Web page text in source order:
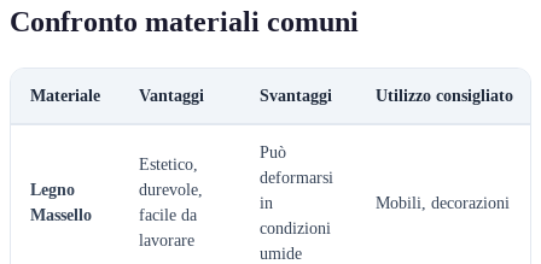
Confronto materiali comuni
Materiale Vantaggi Svantaggi Utilizzo consigliato
Legno
Massello
Estetico,
durevole,
facile da
lavorare
Può
deformarsi
in
condizioni
umide
Mobili, decorazioni